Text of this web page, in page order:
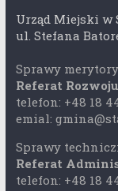
Urząd Miejski w
ul. Stefana
Sprawy
Referat
telefon: +48 18
emial:
Sprawy
Referat
telefon: +48 18